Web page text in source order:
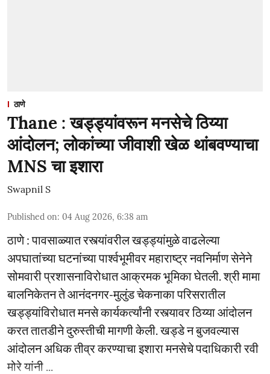
ठाणे
Thane : खड्ड्यांवरून मनसेचे ठिय्या
आंदोलन; लोकांच्या जीवाशी खेळ थांबवण्याचा
MNS चा इशारा
Swapnil S
Published on: 04 Aug 2026, 6:38 am
ठाणे : पावसाळ्यात रस्त्यांवरील खड्ड्यांमुळे वाढलेल्या
अपघातांच्या घटनांच्या पार्श्वभूमीवर महाराष्ट्र नवनिर्माण सेनेने
सोमवारी प्रशासनाविरोधात आक्रमक भूमिका घेतली. श्री मामा
बालनिकेतन ते आनंदनगर-मुलुंड चेकनाका परिसरातील
खड्ड्यांविरोधात मनसे कार्यकर्त्यांनी रस्त्यावर ठिय्या आंदोलन
करत तातडीने दुरुस्तीची मागणी केली. खड्डे न बुजवल्यास
आंदोलन अधिक तीव्र करण्याचा इशारा मनसेचे पदाधिकारी रवी
मोरे यांनी ...